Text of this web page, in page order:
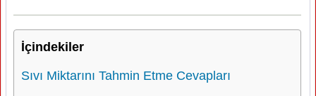
İçindekiler
Sıvı Miktarını Tahmin Etme Cevapları